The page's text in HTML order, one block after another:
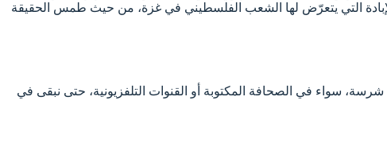
التي يتعرّض لها الشعب الفلسطيني في غزة، من حيث طمس الحقيقة
سواء في الصحافة المكتوبة أو القنوات التلفزيونية، حتى نبقى في